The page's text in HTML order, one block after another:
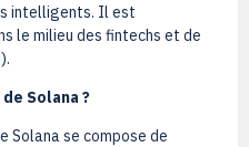
intelligents. Il est
le milieu des fintechs et de
Solana ?
Solana se compose de